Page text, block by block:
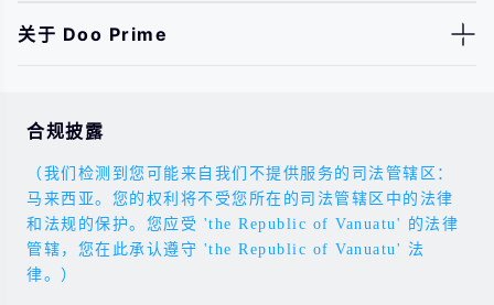
关于 Doo Prime
合规披露
（我们检测到您可能来自我们不提供服务的司法管辖区：
马来西亚。您的权利将不受您所在的司法管辖区中的法律
和法规的保护。您应受 'the Republic of Vanuatu' 的法律
管辖，您在此承认遵守 'the Republic of Vanuatu' 法
律。）